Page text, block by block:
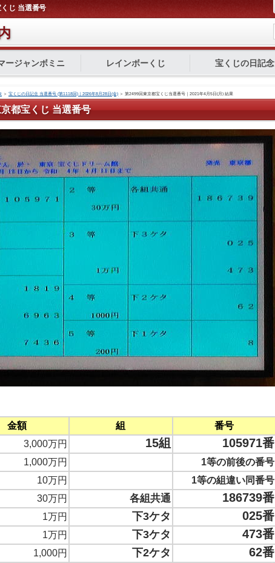
じ 当選番号
ージャンボミニ レインボーくじ 宝くじの日記念
＞ 宝くじの日記念 当選番号 (第1118回)｜2026年8月28日(金) ＞第2499回東京都宝くじ当選番号｜2021年4月5日(月) 結果
都宝くじ 当選番号
金額 組
番号
3,000万円
15組 105971番
1,000万円
1等の前後の番号
10万円
1等の組違い同番号
30万円
各組共通 186739番
1万円 下3ケタ 025番
1万円 下3ケタ 473番
1,000円 下2ケタ 62番